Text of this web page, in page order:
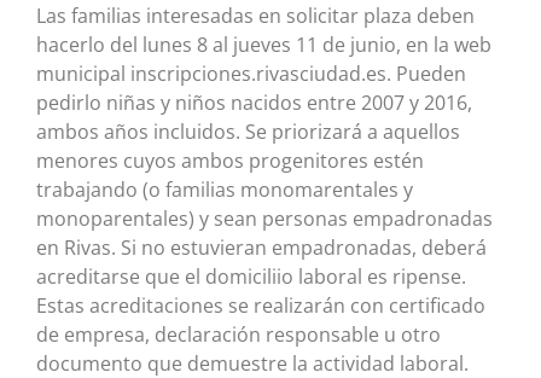
Las familias interesadas en solicitar plaza deben
hacerlo del lunes 8 al jueves 11 de junio, en la web
municipal inscripciones.rivasciudad.es. Pueden
pedirlo niñas y niños nacidos entre 2007 y 2016,
ambos años incluidos. Se priorizará a aquellos
menores cuyos ambos progenitores estén
trabajando (o familias monomarentales y
monoparentales) y sean personas empadronadas
en Rivas. Si no estuvieran empadronadas, deberá
acreditarse que el domiciliio laboral es ripense.
Estas acreditaciones se realizarán con certificado
de empresa, declaración responsable u otro
documento que demuestre la actividad laboral.